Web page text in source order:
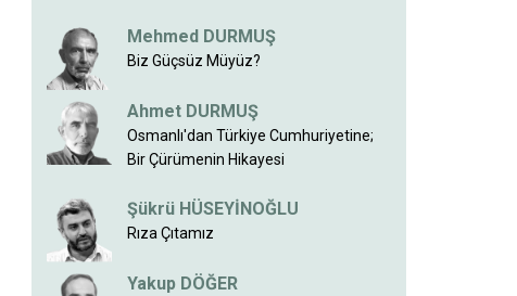
Mehmed DURMUŞ
Biz Güçsüz Müyüz?
Ahmet DURMUŞ
Osmanlı'dan Türkiye Cumhuriyetine;
Bir Çürümenin Hikayesi
Şükrü HÜSEYİNOĞLU
Rıza Çıtamız
Yakup DÖĞER